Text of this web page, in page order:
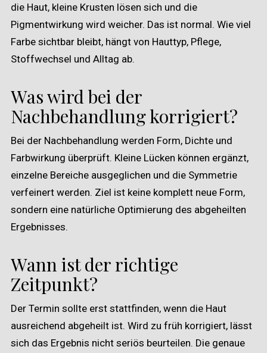
die Haut, kleine Krusten lösen sich und die
Pigmentwirkung wird weicher. Das ist normal. Wie viel
Farbe sichtbar bleibt, hängt von Hauttyp, Pflege,
Stoffwechsel und Alltag ab.
Was wird bei der
Nachbehandlung korrigiert?
Bei der Nachbehandlung werden Form, Dichte und
Farbwirkung überprüft. Kleine Lücken können ergänzt,
einzelne Bereiche ausgeglichen und die Symmetrie
verfeinert werden. Ziel ist keine komplett neue Form,
sondern eine natürliche Optimierung des abgeheilten
Ergebnisses.
Wann ist der richtige
Zeitpunkt?
Der Termin sollte erst stattfinden, wenn die Haut
ausreichend abgeheilt ist. Wird zu früh korrigiert, lässt
sich das Ergebnis nicht seriös beurteilen. Die genaue